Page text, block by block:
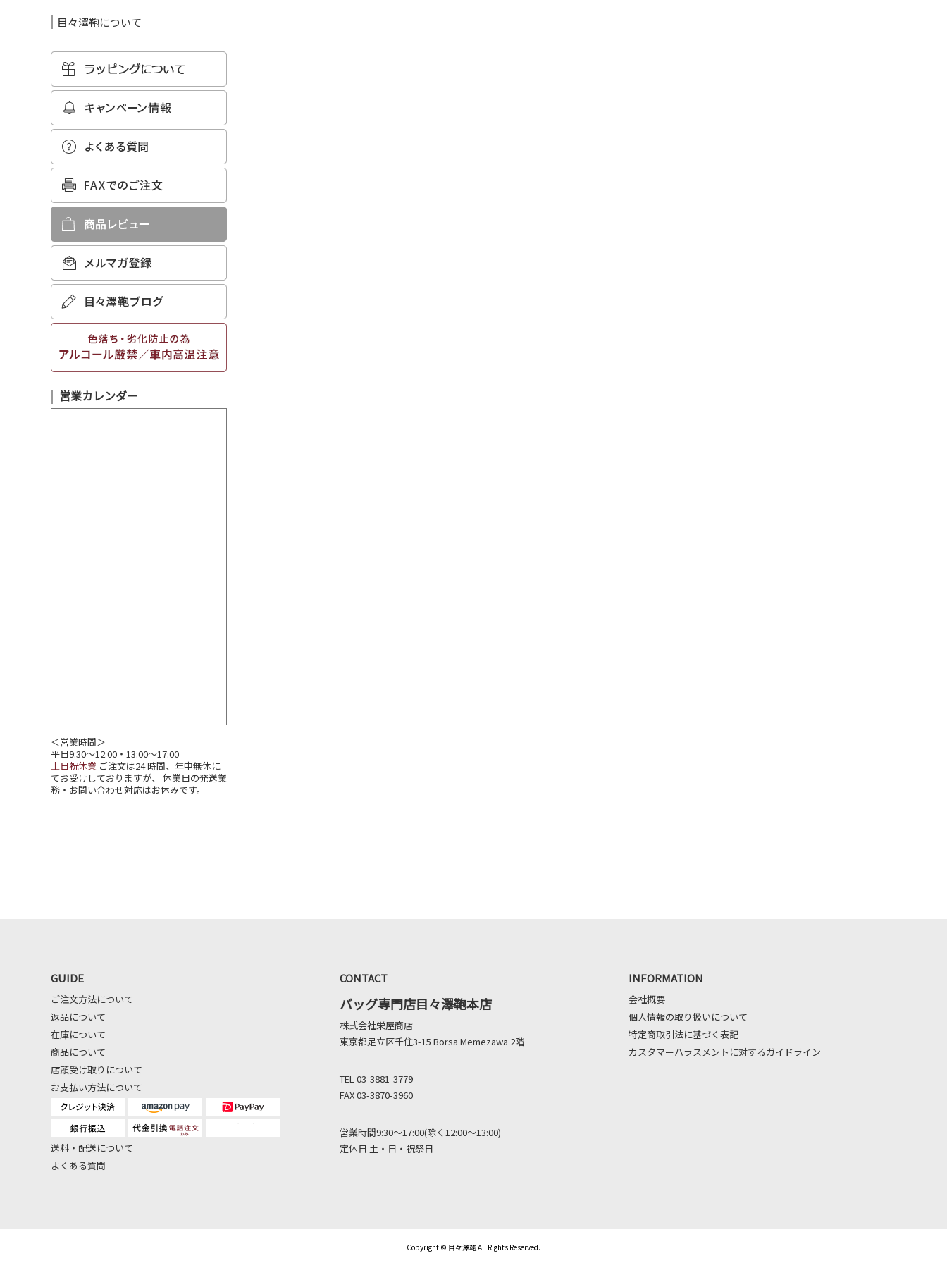
目々澤鞄について
営業カレンダー
＜営業時間＞
平日9:30～12:00・13:00～17:00
土日祝休業 ご注文は24 時間、年中無休に
てお受けしておりますが、 休業日の発送業
務・お問い合わせ対応はお休みです。
GUIDE
ご注文方法について
返品について
在庫について
商品について
店頭受け取りについて
お支払い方法について
送料・配送について
よくある質問
CONTACT
バッグ専門店目々澤鞄本店
株式会社栄屋商店
東京都足立区千住3-15 Borsa Memezawa 2階
TEL 03-3881-3779
FAX 03-3870-3960
営業時間9:30～17:00(除く12:00～13:00)
定休日 土・日・祝祭日
INFORMATION
会社概要
個人情報の取り扱いについて
特定商取引法に基づく表記
カスタマーハラスメントに対するガイドライン
Copyright © 目々澤鞄 All Rights Reserved.